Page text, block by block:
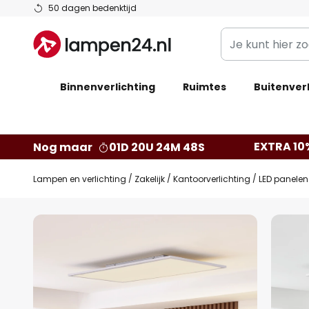
50 dagen bedenktijd
Ga
de
inhoud
Je
kunt
zoeken
webwinkel
Binnenverlichting Ruimtes
Nog maar 01D 20U 24M 48S EXTRA
Lampen en verlichting Zakelijk Kantoorverlichting LED panelen
Ga
van